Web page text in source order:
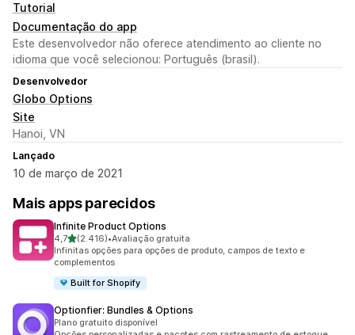
Tutorial
Documentação do app
Este desenvolvedor não oferece atendimento ao cliente no
idioma que você selecionou: Português (brasil).
Desenvolvedor
Globo Options
Site
Hanoi, VN
Lançado
10 de março de 2021
Mais apps parecidos
Infinite Product Options
4,7de 5 estrelas
(2.416)
2416 avaliações ao todo
•Avaliação gratuita
Infinitas opções para opções de produto, campos de texto e
complementos
Built for Shopify
Optionfier: Bundles & Options
Plano gratuito disponível